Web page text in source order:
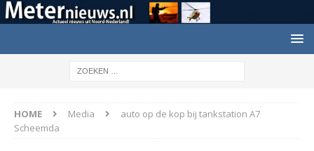
HOME Media
auto op de kop bij tankstation A7
Scheemda